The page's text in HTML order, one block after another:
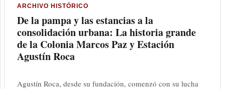
ARCHIVO HISTÓRICO
De la pampa y las estancias a la
consolidación urbana: La historia grande
de la Colonia Marcos Paz y Estación
Agustín Roca
Agustín Roca, desde su fundación, comenzó con su lucha